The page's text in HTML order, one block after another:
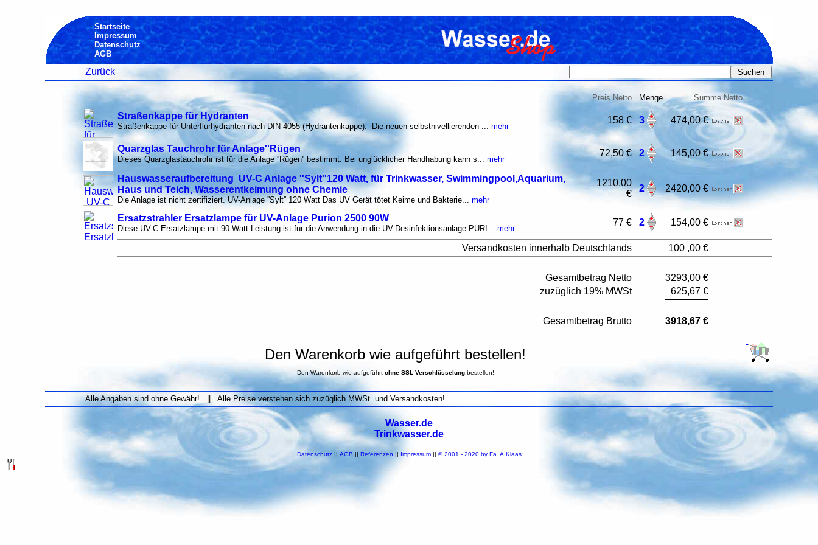
Startseite
Impressum
Datenschutz
AGB
Zurück
Preis Netto Menge Summe Netto
Straßenkappe für Hydranten
Straßenkappe für Unterflurhydranten nach DIN 4055 (Hydrantenkappe). Die neuen selbstnivellierenden ... mehr
158 € 3 474,00 €
Quarzglas Tauchrohr für Anlage''Rügen
Dieses Quarzglastauchrohr ist für die Anlage ''Rügen'' bestimmt. Bei unglücklicher Handhabung kann s... mehr
72,50 € 2 145,00 €
Hauswasseraufbereitung UV-C Anlage ''Sylt''120 Watt, für Trinkwasser, Swimmingpool,Aquarium,
Haus und Teich, Wasserentkeimung ohne Chemie
Die Anlage ist nicht zertifiziert. UV-Anlage ''Sylt'' 120 Watt Das UV Gerät tötet Keime und Bakterie... mehr
1210,00
€
2 2420,00 €
Ersatzstrahler Ersatzlampe für UV-Anlage Purion 2500 90W
Diese UV-C-Ersatzlampe mit 90 Watt Leistung ist für die Anwendung in die UV-Desinfektionsanlage PURI... mehr
77 € 2 154,00 €
Versandkosten innerhalb Deutschlands 100 ,00 €
Gesamtbetrag Netto
3293,00 €
zuzüglich 19% MWSt
625,67 €
Gesamtbetrag Brutto 3918,67 €
Den Warenkorb wie aufgeführt bestellen!
Den Warenkorb wie aufgeführt ohne SSL Verschlüsselungbestellen!
Alle Angaben sind ohne Gewähr! || Alle Preise verstehen sich zuzüglich MWSt. und Versandkosten!
Wasser.de
Trinkwasser.de
Datenschutz|| AGB || Referenzen || Impressum|| © 2001 - 2020 by Fa. A.Klaas